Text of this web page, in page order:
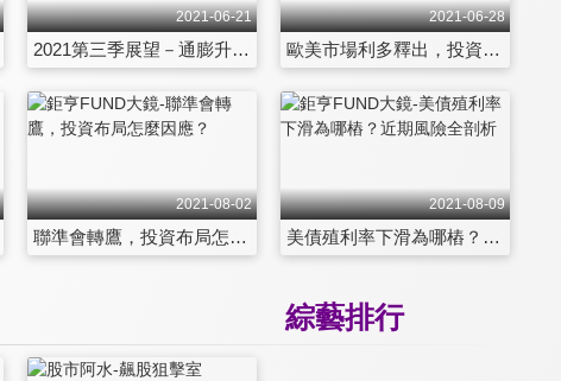
2021-06-21
2021第三季展望－通膨升溫，新興市場、債市怎麼投？
2021-06-28
歐美市場利多釋出，投資喜出望外？！
2021-08-02
聯準會轉鷹，投資布局怎麼因應？
2021-08-09
美債殖利率下滑為哪樁？近期風險全剖析
綜藝排行